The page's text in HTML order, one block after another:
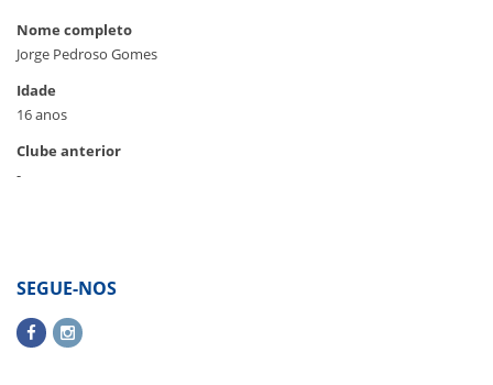
Nome completo
Jorge Pedroso Gomes
Idade
16 anos
Clube anterior
-
SEGUE-NOS